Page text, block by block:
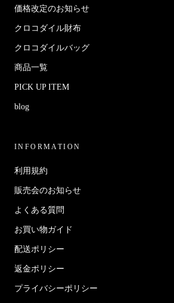
価格改定のお知らせ
クロコダイル財布
クロコダイルバッグ
商品一覧
PICK UP ITEM
blog
INFORMATION
利用規約
販売会のお知らせ
よくある質問
お買い物ガイド
配送ポリシー
返金ポリシー
プライバシーポリシー